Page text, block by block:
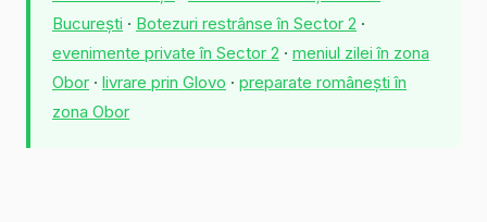
București · Botezuri restrânse în Sector 2 ·
evenimente private în Sector 2 · meniul zilei în zona
Obor · livrare prin Glovo · preparate românești în
zona Obor